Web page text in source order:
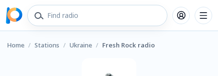
Home / Stations / Ukraine / Fresh Rock radio